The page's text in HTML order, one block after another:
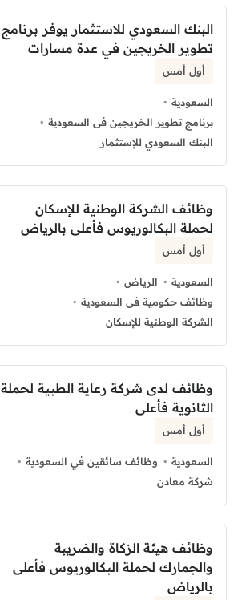
البنك السعودي للاستثمار يوفر برنامج
تطوير الخريجين في عدة مسارات
أول أمس
السعودية
برنامج تطوير الخريجين فى السعودية
البنك السعودي للإستثمار
وظائف الشركة الوطنية للإسكان
لحملة البكالوريوس فأعلى بالرياض
أول أمس
السعودية
الرياض
وظائف حكومية فى السعودية
الشركة الوطنية للإسكان
وظائف لدى شركة رعاية الطبية لحملة
الثانوية فأعلى
أول أمس
السعودية
وظائف سائقين في السعودية
شركة معادن
وظائف هيئة الزكاة والضريبة
والجمارك لحملة البكالوريوس فأعلى
بالرياض